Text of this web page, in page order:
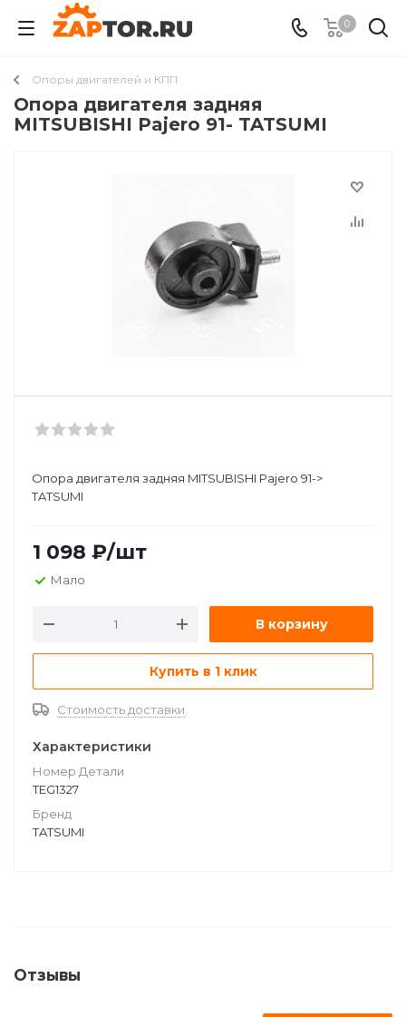
0
Опоры двигателей и КПП
Опора двигателя задняя
MITSUBISHI Pajero 91- TATSUMI
Опора двигателя задняя MITSUBISHI Pajero 91->
TATSUMI
1 098 ₽/шт
Мало
В корзину
Купить в 1 клик
Стоимость доставки
Характеристики
Номер Детали
TEG1327
Бренд
TATSUMI
Отзывы